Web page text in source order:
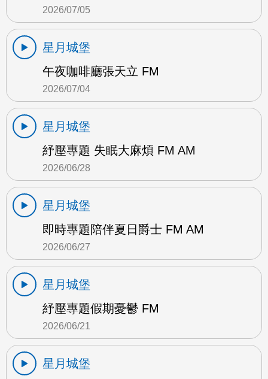
2026/07/05
星月城堡
午夜咖啡廳張天立 FM
2026/07/04
星月城堡
紓壓專題 失眠大麻煩 FM AM
2026/06/28
星月城堡
即時專題陪伴夏日爵士 FM AM
2026/06/27
星月城堡
紓壓專題假期憂鬱 FM
2026/06/21
星月城堡